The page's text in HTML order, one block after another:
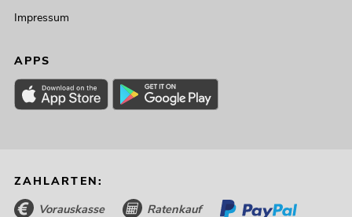
Impressum
APPS
ZAHLARTEN:
Vorauskasse Ratenkauf